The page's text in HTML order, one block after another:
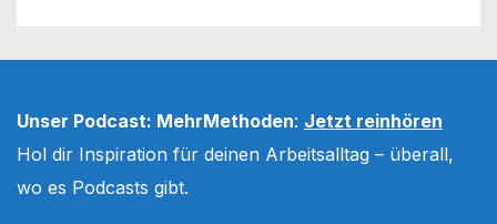
Unser Podcast: MehrMethoden: Jetzt reinhören
Hol dir Inspiration für deinen Arbeitsalltag – überall,
wo es Podcasts gibt.